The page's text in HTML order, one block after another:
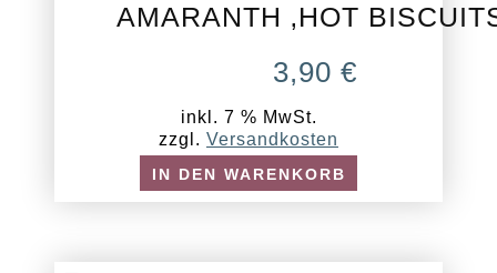
AMARANTH ‚HOT
3,90€
inkl. 7 % MwSt.
zzgl. Versandkosten
IN DEN WARENKORB